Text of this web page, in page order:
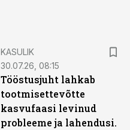
KASULIK
30.07.26, 08:15
Tööstusjuht lahkab
tootmisettevõtte
kasvufaasi levinud
probleeme ja lahendusi.